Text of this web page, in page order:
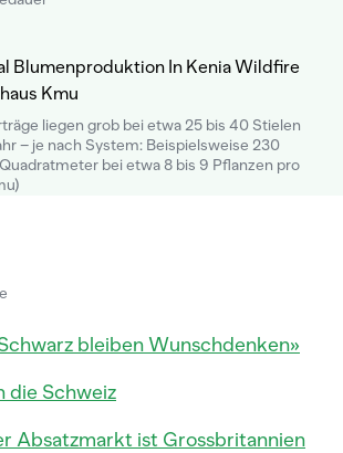
liegen grob bei etwa 25 bis 40 Stielen
– je nach System: Beispielsweise 230
bei etwa 8 bis 9 Pflanzen pro
bleiben Wunschdenken»
die Schweiz
Absatzmarkt ist Grossbritannien